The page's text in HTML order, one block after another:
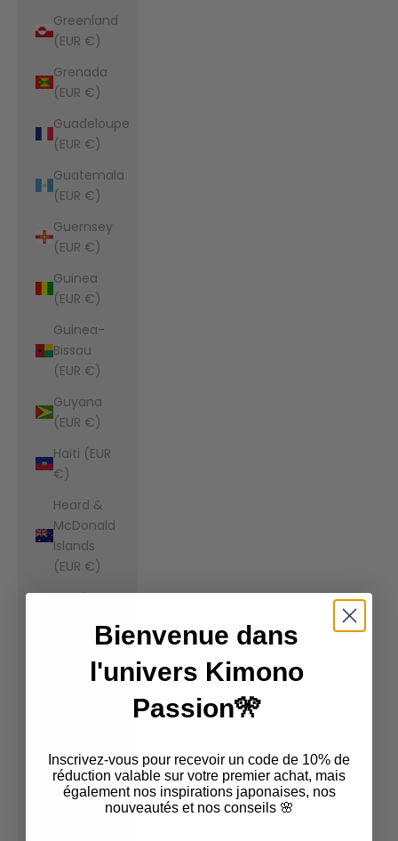
Greenland
(EUR €)
Grenada
(EUR €)
Guadeloupe
(EUR €)
Guatemala
(EUR €)
Guernsey
(EUR €)
Guinea
(EUR €)
Guinea-
Bissau
(EUR €)
Guyana
(EUR €)
Haiti (EUR
€)
Heard &
McDonald
Islands
(EUR €)
Honduras
Hong Kong
SAR (EUR
Iceland
(EUR €)
Bienvenue dans
l'univers Kimono
Passion🎌
Inscrivez-vous pour recevoir un code de 10% de
réduction valable sur votre premier achat, mais
également nos inspirations japonaises, nos
nouveautés et nos conseils 🌸